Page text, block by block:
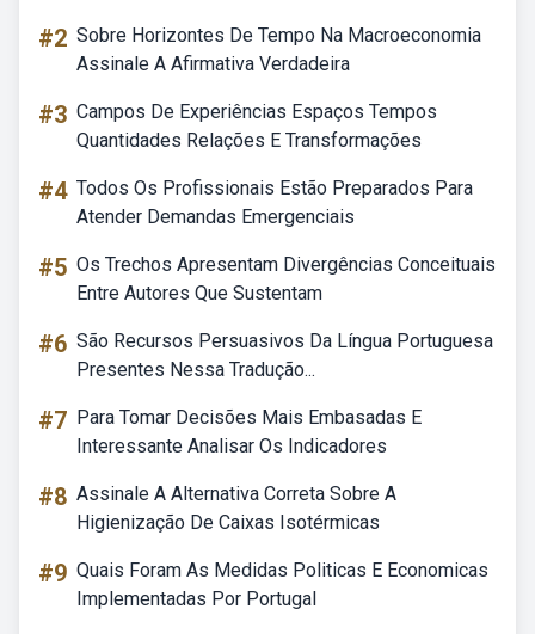
#2 Sobre Horizontes De Tempo Na Macroeconomia
Assinale A Afirmativa Verdadeira
#3 Campos De Experiências Espaços Tempos
Quantidades Relações E Transformações
#4 Todos Os Profissionais Estão Preparados Para
Atender Demandas Emergenciais
#5 Os Trechos Apresentam Divergências Conceituais
Entre Autores Que Sustentam
#6 São Recursos Persuasivos Da Língua Portuguesa
Presentes Nessa Tradução...
#7 Para Tomar Decisões Mais Embasadas E
Interessante Analisar Os Indicadores
#8 Assinale A Alternativa Correta Sobre A
Higienização De Caixas Isotérmicas
#9 Quais Foram As Medidas Politicas E Economicas
Implementadas Por Portugal